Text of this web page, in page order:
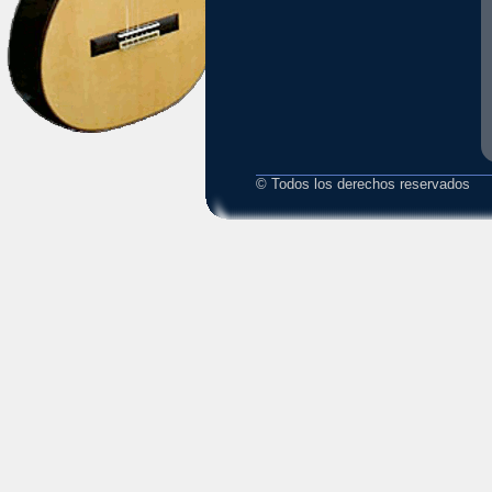
© Todos los derechos reservados